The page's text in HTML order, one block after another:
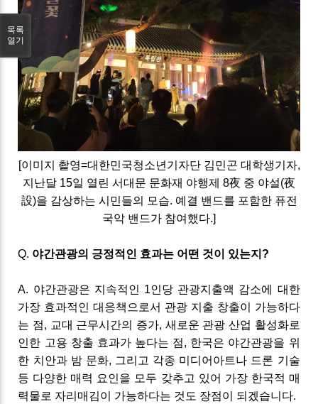
[이미지 촬영=대한민국청소년기자단 김민곤 대학생기자,
지난달 15일 열린 서대문 문화재 야행제 8夜 중 야설(夜
設)을 감상하는 시민들의 모습. 예결 밴드를 포함한 퓨전
국악 밴드가 참여했다.
Q. 야간관광의 긍정적인 효과는 어떤 것이 있는지?
A. 야간관광은 지속적인 1인당 관광지출액 감소에 대한
가장 효과적인대응책으로서 관광 지출 창출이 가능하다
는 점, 교대 근무시간의 증가, 새로운 관광 산업 활성화로
인한 고용 창출 효과가 높다는 점, 한국은 야간관광을 위
한 치안과 밤 문화, 그리고 각종 미디어아트나 드론 기술
등 다양한 매력 요인을 모두 갖추고 있어 가장 한국적 매
력물로 자리매김이 가능하다는 것도 장점이 되겠습니다.
목록
열기